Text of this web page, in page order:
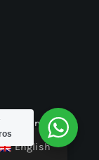
reservados
English